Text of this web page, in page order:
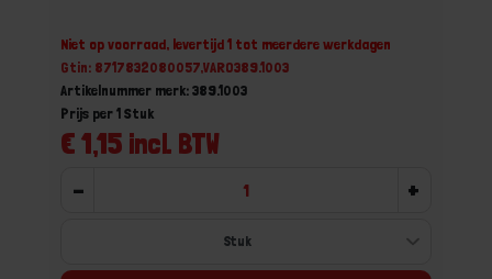
Niet op voorraad, levertijd 1 tot meerdere werkdagen
Gtin: 8717832080057,VARO389.1003
Artikelnummer merk: 389.1003
€ 1,15 incl. BTW
Prijs per 1 Stuk
- +